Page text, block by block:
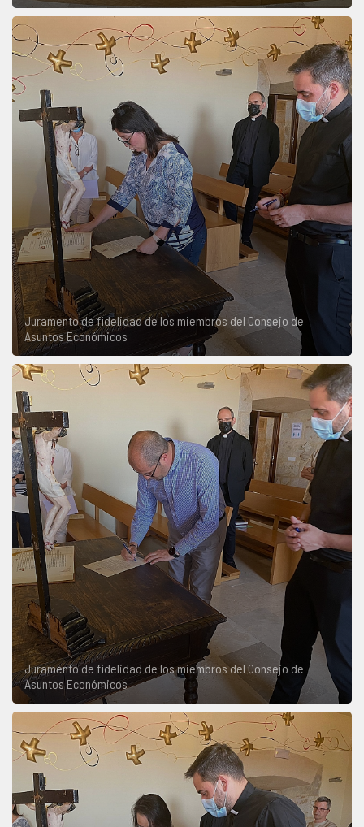
Juramento de fidelidad de los miembros del Consejo de
Asuntos Económicos
Juramento de fidelidad de los miembros del Consejo de
Asuntos Económicos